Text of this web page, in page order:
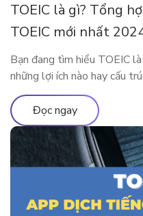
TOEIC là gì? Tổng
TOEIC mới nhất
Bạn đang tìm hiểu TOEIC
những lợi ích nào hay cấu
độc giả theo chân ELSA
chứng chỉ TOEIC 2024 nhé!
học tiếng Anh […]
Đọc ngay